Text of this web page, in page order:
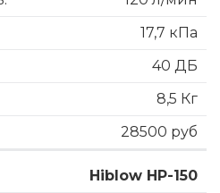
17,7 кПа
40 ДБ
8,5 Кг
28500 руб
Hiblow HP-150